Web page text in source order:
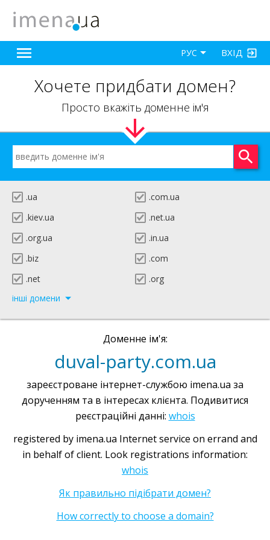
ВХІД
РУС
Хочете придбати домен?
Просто вкажіть доменне ім'я
.ua
.com.ua
.kiev.ua
.net.ua
.org.ua
.in.ua
.biz
.com
.net
.org
інші домени
Доменне ім'я:
duval-party.com.ua
зареєстроване інтернет-службою imena.ua за
дорученням та в інтересах клієнта. Подивитися
реєстраційні данні: whois
registered by imena.ua Internet service on errand and
in behalf of client. Look registrations information:
whois
Як правильно підібрати домен?
How correctly to choose a domain?